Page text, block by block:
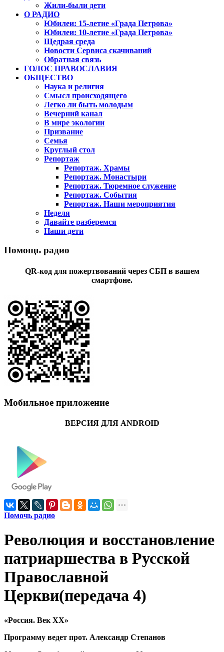
Жили-были дети
О РАДИО
Юбилеи: 15-летие «Града Петрова»
Юбилеи: 10-летие «Града Петрова»
Щедрая среда
Новости Сервиса скачиваний
Обратная связь
ГОЛОС ПРАВОСЛАВИЯ
ОБЩЕСТВО
Наука и религия
Смысл происходящего
Легко ли быть молодым
Вечерний канал
В мире экологии
Призвание
Семья
Круглый стол
Репортаж
Репортаж. Храмы
Репортаж. Монастыри
Репортаж. Тюремное служение
Репортаж. События
Репортаж. Наши мероприятия
Неделя
Давайте разберемся
Наши дети
Помощь радио
QR-код для пожертвований через СБП в вашем
смартфоне.
Мобильное приложение
ВЕРСИЯ ДЛЯ ANDROID
Помочь радио
Революция и восстановление
патриаршества в Русской
Православной
Церкви(передача 4)
«Россия. Век ХХ»
Программу ведет прот. Александр Степанов